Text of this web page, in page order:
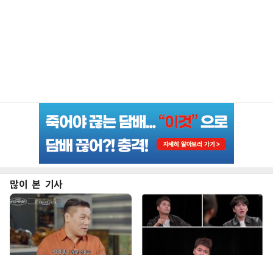
많이 본 기사